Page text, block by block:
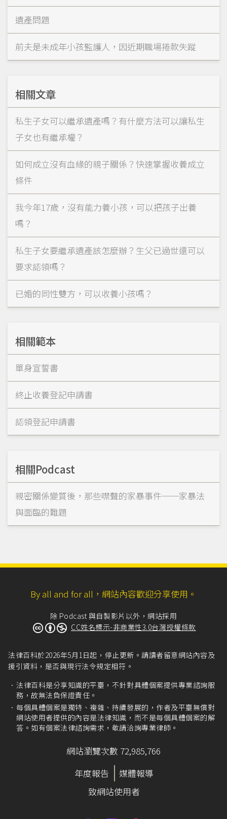
遺產問題
前夫是未成年小孩監護人，因近期職場捲款失蹤
相關文章
私生子女可以繼承遺產嗎？有什麼方法可以讓私生
子女也有繼承權？
如何成立沒有血緣的親子關係？快速掌握收養成立
條件
我今年17歲，沒有能力養小孩，可以把孩子出養
嗎？
私生子女要繼承遺產該怎麼辦？生父已過世還可以
要求認領嗎？
已婚的同性雙方，可以收養小孩嗎？
相關範本
單身宣誓書
終止收養登記申請書
認領登記申請書
相關Podcast
親密關係變質後，那些噤聲的家暴事件──家暴法
與面臨的難題
By all and for all，網站內容歡迎分享使用。
除 Podcast 與自製影片以外，網站採用
CC姓名標示-非商業性3.0台灣授權條款
法律百科於2026年5月1日起，停止更新。請讀者留意網站內容及
援引資料，是否與現行法令規定相符。
法律百科是分享知識的平臺，不針對具體個案提供專業諮詢服
務，故無法負保證責任。
每個具體個案是獨特、複雜、持續發展的，作者及平臺無償對
網站使用者提供的內容是法律知識，而不是每個具體個案的解
答。如有個案法律諮詢需求，敬請洽詢專業律師。
網站瀏覽次數 72,985,766
年度報告
媒體報導
致網站使用者